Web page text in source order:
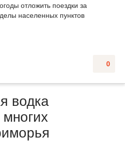
отложить поездки за
населенных пунктов
0
водка